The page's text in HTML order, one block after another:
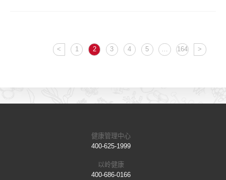
< 1 2 3 4 5 … 164 >
健康管理中心
400-625-1999
以岭健康
400-686-0166